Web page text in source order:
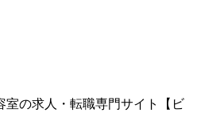
室の求人・転職専門サイト【ビ